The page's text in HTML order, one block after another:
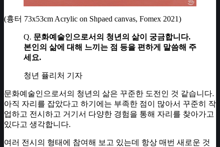
(흉터 73x53cm Acrylic on Shpaed canvas, Fomex 2021)
Q. 문화예술인으로서의 청년의 삶이 궁금합니다.
본인의 삶에 대해 느끼는 점 등을 편하게 말씀해 주
세요.
청년 퓰리처 기자
문화예술인으로서의 청년의 삶은 꾸준한 도전인 것 같습니다.
아직 자리를 잡았다고 하기에는 부족한 점이 많아서 꾸준히 작
업하고 전시하고 거기서 다양한 경험을 통해 자리를 찾아가고
있다고 생각합니다.
여러 전시의 형태에 참여해 보고 있는데 항상 매번 새로운 것